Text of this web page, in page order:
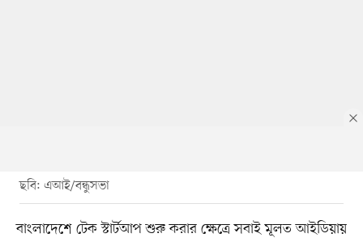
ছবি: এআই/বন্ধুসভা
বাংলাদেশে টেক স্টার্টআপ শুরু করার ক্ষেত্রে সবাই মূলত আইডিয়ায়